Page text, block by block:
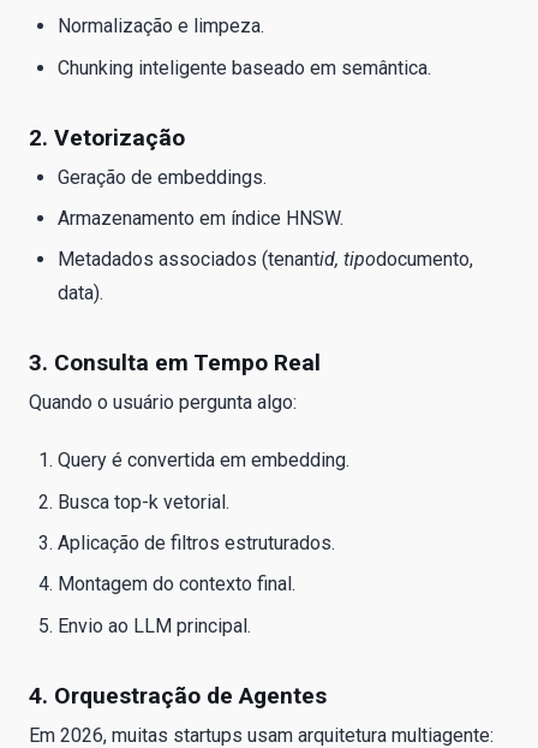
Normalização e limpeza.
Chunking inteligente baseado em semântica.
2. Vetorização
Geração de embeddings.
Armazenamento em índice HNSW.
Metadados associados (tenantid, tipodocumento,
data).
3. Consulta em Tempo Real
Quando o usuário pergunta algo:
Query é convertida em embedding.
Busca top-k vetorial.
Aplicação de filtros estruturados.
Montagem do contexto final.
Envio ao LLM principal.
4. Orquestração de Agentes
Em 2026, muitas startups usam arquitetura multiagente: